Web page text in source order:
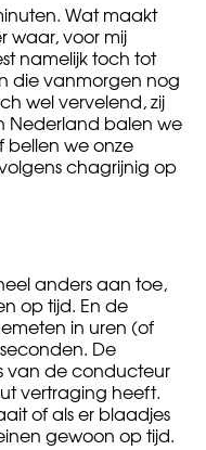
Wat maakt
waar, voor mij
namelijk toch tot
die vanmorgen nog
wel vervelend, zij
Nederland balen we
bellen we onze
chagrijnig op
anders aan toe,
op tijd. En de
in uren (of
De
van de conducteur
vertraging heeft.
of als er blaadjes
gewoon op tijd.